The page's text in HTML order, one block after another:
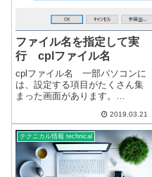
ファイル名を指定して実
行 cplファイル名
cplファイル名 一部パソコンに
は、設定する項目がたくさん集
まった画面があります。
定はそれまで主流だった「コン
トロールパネル」から
「Windowsの設定」へと変化し
ています。しかし、コントロー
ルパネルが無...
2019.03.21
テクニカル情報 technical